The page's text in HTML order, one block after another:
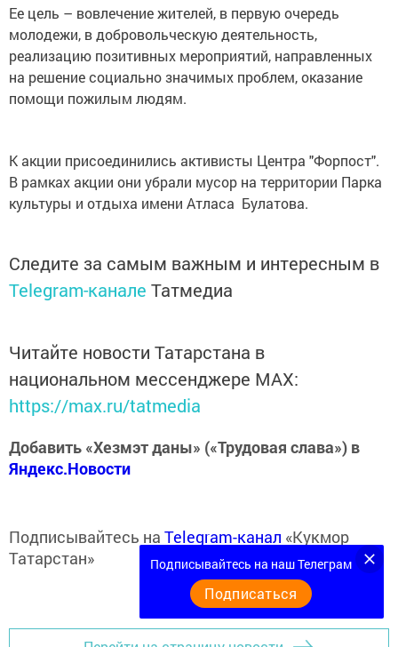
Ее цель – вовлечение жителей, в первую очередь
молодежи, в добровольческую деятельность,
реализацию позитивных мероприятий, направленных
на решение социально значимых проблем, оказание
помощи пожилым людям.
К акции присоединились активисты Центра "Форпост".
В рамках акции они убрали мусор на территории Парка
культуры и отдыха имени Атласа Булатова.
Следите за самым важным и интересным в
Telegram-канале Татмедиа
Читайте новости Татарстана в
национальном мессенджере MАХ:
https://max.ru/tatmedia
Добавить «Хезмэт даны» («Трудовая слава») в
Яндекс.Новости
Подписывайтесь на Telegram-канал «Кукмор
Татарстан»
Подписывайтесь на наш Телеграм
Подписаться